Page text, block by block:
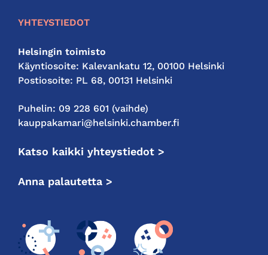
YHTEYSTIEDOT
Helsingin toimisto
Käyntiosoite: Kalevankatu 12, 00100 Helsinki
Postiosoite: PL 68, 00131 Helsinki
Puhelin: 09 228 601 (vaihde)
kauppakamari@helsinki.chamber.fi
Katso kaikki yhteystiedot >
Anna palautetta >